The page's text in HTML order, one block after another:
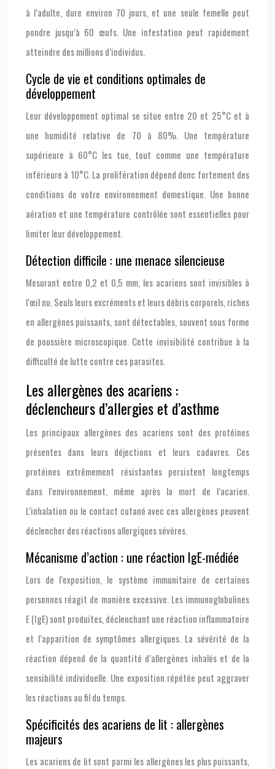
à l’adulte, dure environ 70 jours, et une seule femelle peut
pondre jusqu’à 60 œufs. Une infestation peut rapidement
atteindre des millions d’individus.
Cycle de vie et conditions optimales de
développement
Leur développement optimal se situe entre 20 et 25°C et à
une humidité relative de 70 à 80%. Une température
supérieure à 60°C les tue, tout comme une température
inférieure à 10°C. La prolifération dépend donc fortement des
conditions de votre environnement domestique. Une bonne
aération et une température contrôlée sont essentielles pour
limiter leur développement.
Détection difficile : une menace silencieuse
Mesurant entre 0,2 et 0,5 mm, les acariens sont invisibles à
l’œil nu. Seuls leurs excréments et leurs débris corporels, riches
en allergènes puissants, sont détectables, souvent sous forme
de poussière microscopique. Cette invisibilité contribue à la
difficulté de lutte contre ces parasites.
Les allergènes des acariens :
déclencheurs d’allergies et d’asthme
Les principaux allergènes des acariens sont des protéines
présentes dans leurs déjections et leurs cadavres. Ces
protéines extrêmement résistantes persistent longtemps
dans l’environnement, même après la mort de l’acarien.
L’inhalation ou le contact cutané avec ces allergènes peuvent
déclencher des réactions allergiques sévères.
Mécanisme d’action : une réaction IgE-médiée
Lors de l’exposition, le système immunitaire de certaines
personnes réagit de manière excessive. Les immunoglobulines
E (IgE) sont produites, déclenchant une réaction inflammatoire
et l’apparition de symptômes allergiques. La sévérité de la
réaction dépend de la quantité d’allergènes inhalés et de la
sensibilité individuelle. Une exposition répétée peut aggraver
les réactions au fil du temps.
Spécificités des acariens de lit : allergènes
majeurs
Les acariens de lit sont parmi les allergènes les plus puissants,